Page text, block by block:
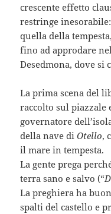
crescente effetto
restringe
quella della
fino ad approdare
Desedmona, dove si
La prima scena del
raccolto sul piazzale
governatore
della nave diOtello,
il mare in tempesta.
La gente prega
terra sano e salvo (“
La preghiera ha
spalti del castello e